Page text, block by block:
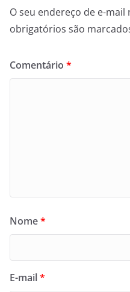
O seu endereço de e-
obrigatórios são
Comentário *
Nome*
E-mail*